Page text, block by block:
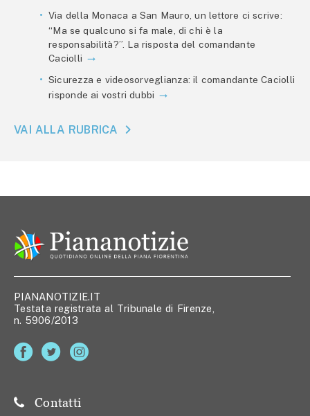
Via della Monaca a San Mauro, un lettore ci scrive:
“Ma se qualcuno si fa male, di chi è la
responsabilità?”. La risposta del comandante
Caciolli
Sicurezza e videosorveglianza: il comandante Caciolli
risponde ai vostri dubbi
VAI ALLA RUBRICA
PIANANOTIZIE.IT
Testata registrata al Tribunale di Firenze,
n. 5906/2013
Contatti